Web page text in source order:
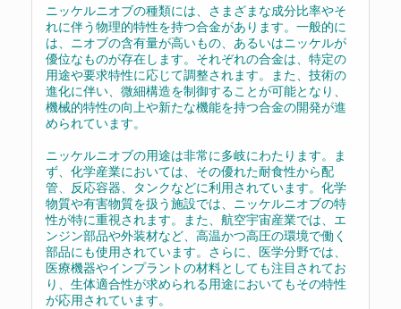
ニッケルニオブの種類には、さまざまな成分比率やそ
れに伴う物理的特性を持つ合金があります。一般的に
は、ニオブの含有量が高いもの、あるいはニッケルが
優位なものが存在します。それぞれの合金は、特定の
用途や要求特性に応じて調整されます。また、技術の
進化に伴い、微細構造を制御することが可能となり、
機械的特性の向上や新たな機能を持つ合金の開発が進
められています。
ニッケルニオブの用途は非常に多岐にわたります。ま
ず、化学産業においては、その優れた耐食性から配
管、反応容器、タンクなどに利用されています。化学
物質や有害物質を扱う施設では、ニッケルニオブの特
性が特に重視されます。また、航空宇宙産業では、エ
ンジン部品や外装材など、高温かつ高圧の環境で働く
部品にも使用されています。さらに、医学分野では、
医療機器やインプラントの材料としても注目されてお
り、生体適合性が求められる用途においてもその特性
が応用されています。